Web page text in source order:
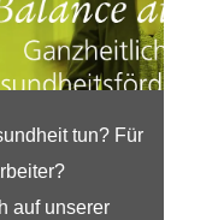
tun? Für
auf unserer